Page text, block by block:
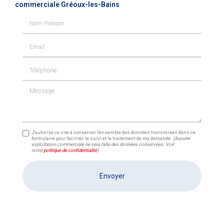
commerciale Gréoux-les-Bains
Message
J'autorise ce site à conserver l'ensemble des données transmises dans ce
formulaire pour faciliter le suivi et le traitement de ma demande. (Aucune
exploitation commerciale ne sera faite des données conservées. Voir
notrepolitique de confidentialité)